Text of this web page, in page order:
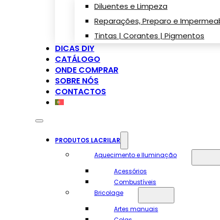
Diluentes e Limpeza
Reparações, Preparo e
Tintas | Corantes | Pigmentos
DICAS DIY
CATÁLOGO
ONDE COMPRAR
SOBRE NÓS
CONTACTOS
PRODUTOS LACRILAR
Aquecimento e Iluminação
Acessórios
Combustíveis
Bricolage
Artes manuais